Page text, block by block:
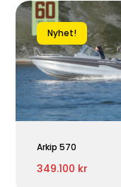
Nyhet!
Arkip 570
349.100 kr